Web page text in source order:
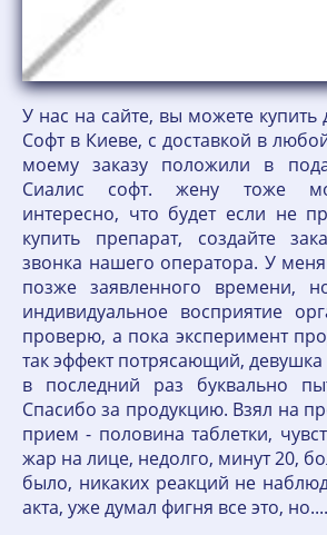
У нас на сайте, вы можете купить
Софт в Киеве, с доставкой в
моему заказу положили в
Сиалис софт. жену тоже
интересно, что будет если не
купить препарат, создайте
звонка нашего оператора. У меня
позже заявленного времени,
индивидуальное восприятие
проверю, а пока эксперимент
так эффект потрясающий,
в последний раз буквально
Спасибо за продукцию. Взял на
прием - половина таблетки,
жар на лице, недолго, минут 20,
было, никаких реакций не
акта, уже думал фигня все это, но....